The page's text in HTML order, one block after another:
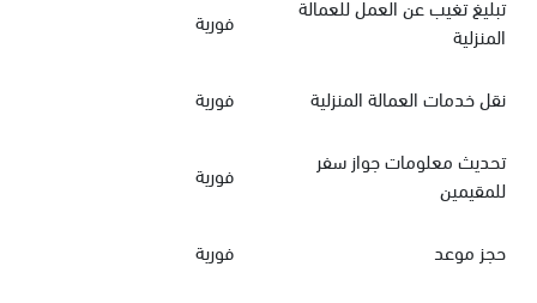
المنزلية
فورية
نقل خدمات العمالة المنزلية
فورية
تحديث معلومات جواز سفر
للمقيمين
فورية
حجز موعد
فورية